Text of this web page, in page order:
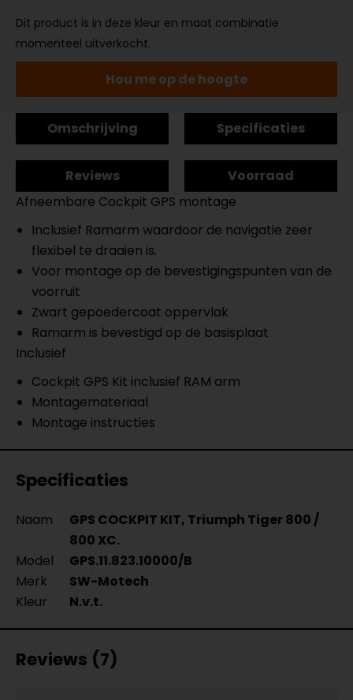
Dit product is in deze kleur en maat combinatie
momenteel uitverkocht.
Hou me op de hoogte
Omschrijving Specificaties
Reviews
Voorraad
Afneembare Cockpit GPS montage
Inclusief Ramarm waardoor de navigatie zeer
flexibel te draaien is.
Voor montage op de bevestigingspunten van de
voorruit
Zwart gepoedercoat oppervlak
Ramarm is bevestigd op de basisplaat
Inclusief
Cockpit GPS Kit inclusief RAM arm
Montagemateriaal
Montage instructies
Specificaties
Naam
GPS COCKPIT KIT, Triumph Tiger 800 /
800 XC.
Model
GPS.11.823.10000/B
Merk
SW-Motech
Kleur
N.v.t.
Reviews (7)